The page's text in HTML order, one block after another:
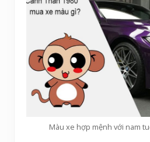
Màu xe hợp mệnh với nam